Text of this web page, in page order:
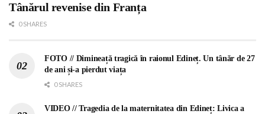
Tânărul revenise din Franța
0 SHARES
FOTO // Dimineață tragică în raionul Edineț. Un tânăr de 27
de ani și-a pierdut viața
0 SHARES
VIDEO // Tragedia de la maternitatea din Edineț: Livica a